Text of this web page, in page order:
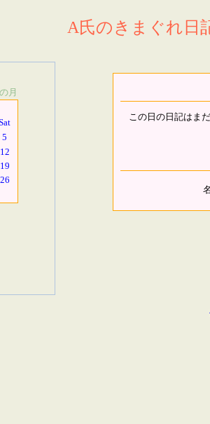
A氏のきまぐれ日
月
5
12
19
26
この日の日記はま